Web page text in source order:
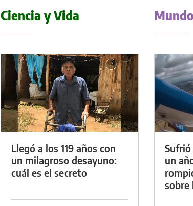
Ciencia y Vida
Llegó a los 119 años con
un milagroso desayuno:
cuál es el secreto
Mundo
Sufrió
un
sobre